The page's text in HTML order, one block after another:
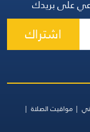
على بريدك
اشتراك
مواقيت الصلاة